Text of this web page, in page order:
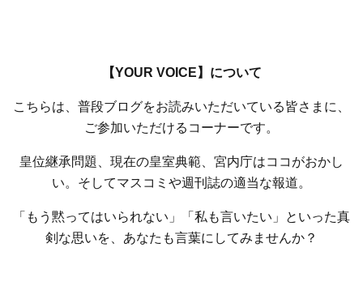
【YOUR VOICE】について
こちらは、普段ブログをお読みいただいている皆さまに、
ご参加いただけるコーナーです。
皇位継承問題、現在の皇室典範、宮内庁はココがおかし
い。そしてマスコミや週刊誌の適当な報道。
「もう黙ってはいられない」「私も言いたい」といった真
剣な思いを、あなたも言葉にしてみませんか？